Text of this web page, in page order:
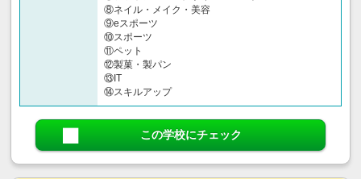
⑧ネイル・メイク・美容
⑨eスポーツ
⑩スポーツ
⑪ペット
⑫製菓・製パン
⑬IT
⑭スキルアップ
この学校にチェック